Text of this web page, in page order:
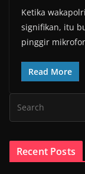
Ketika
signifikan, itu
pinggir
Read More
Recent Posts